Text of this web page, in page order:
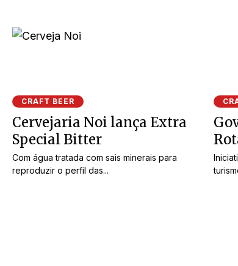
CRAFT BEER
Cervejaria Noi lança Extra
Special Bitter
Com água tratada com sais minerais para
reproduzir o perfil das...